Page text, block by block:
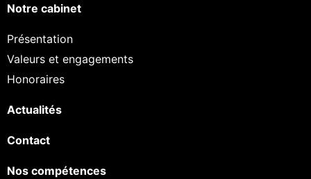
Notre cabinet
Présentation
Valeurs et engagements
Honoraires
Actualités
Contact
Nos compétences